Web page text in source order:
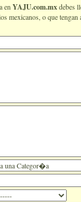
en YAJU.com.mxdebes
mexicanos, o que